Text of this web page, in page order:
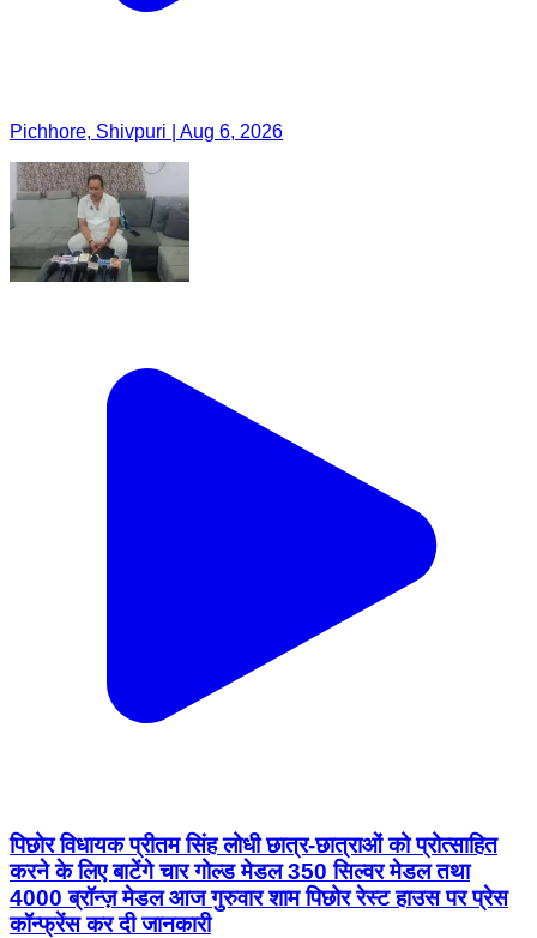
Pichhore, Shivpuri | Aug 6, 2026
पिछोर विधायक प्रीतम सिंह लोधी छात्र-छात्राओं को प्रोत्साहित
करने के लिए बाटेंगे चार गोल्ड मेडल 350 सिल्वर मेडल तथा
4000 ब्रॉन्ज़ मेडल आज गुरुवार शाम पिछोर रेस्ट हाउस पर प्रेस
कॉन्फ्रेंस कर दी जानकारी